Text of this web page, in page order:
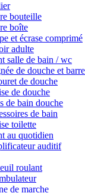
bouteille
boîte
et écrase comprimé
adulte
salle de bain / wc
de douche et
de douche
de douche
de bain douche
de bain
toilette
au quotidien
auditif
roulant
de marche